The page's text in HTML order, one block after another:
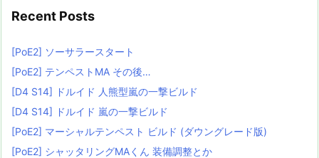
Recent Posts
[PoE2] ソーサラースタート
[PoE2] テンペストMA その後…
[D4 S14] ドルイド 人熊型嵐の一撃ビルド
[D4 S14] ドルイド 嵐の一撃ビルド
[PoE2] マーシャルテンペスト ビルド (ダウングレード版)
[PoE2] シャッタリングMAくん 装備調整とか